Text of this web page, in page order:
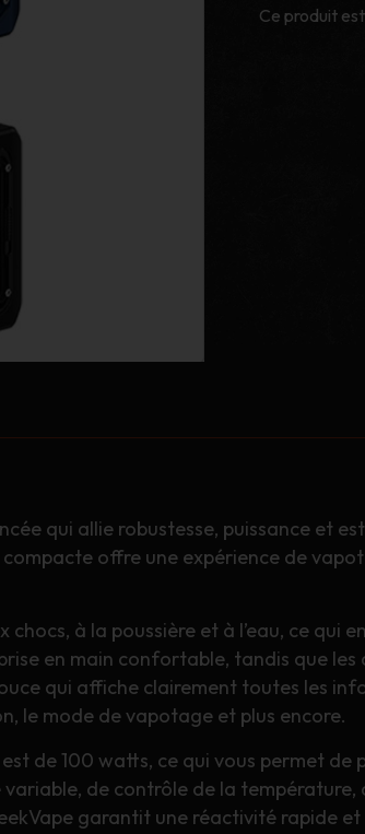
Ce produit
qui allie robustesse, puissance et
offre une expérience de
chocs, à la poussière et à l’eau, ce
en main confortable, tandis que
qui affiche clairement toutes les
le mode de vapotage et plus encore.
est de 100 watts, ce qui vous permet
de contrôle de la
garantit une réactivité rapide et